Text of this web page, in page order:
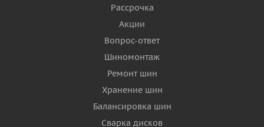
Рассрочка
Акции
Вопрос-ответ
Шиномонтаж
Ремонт шин
Хранение шин
Балансировка шин
Сварка дисков